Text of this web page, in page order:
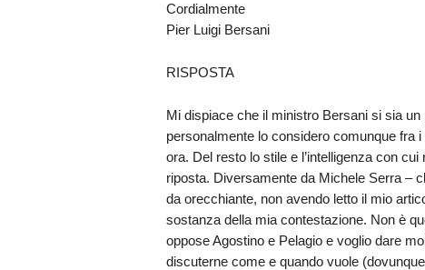
Cordialmente
Pier Luigi Bersani
RISPOSTA
Mi dispiace che il ministro Bersani si sia
personalmente lo considero comunque fra
ora. Del resto lo stile e l’intelligenza con
riposta. Diversamente da Michele Serra –
da orecchiante, non avendo letto il mio
sostanza della mia contestazione. Non è
oppose Agostino e Pelagio e voglio dare
discuterne come e quando vuole